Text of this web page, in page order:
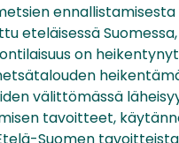
eteläisessä
on
välittömässä
tavoitteet,
Suomen